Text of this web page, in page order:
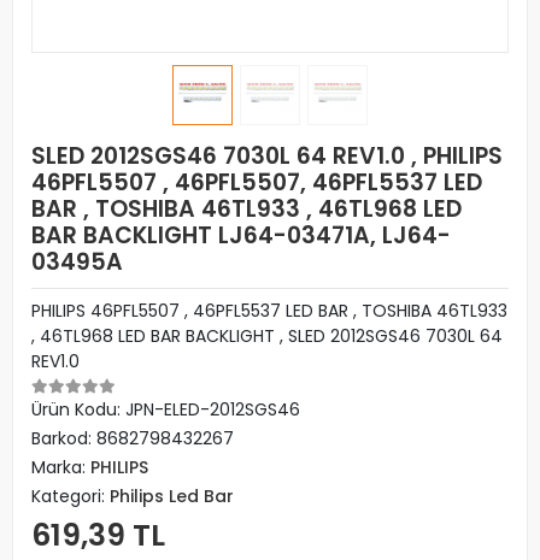
SLED 2012SGS46 7030L 64 REV1.0 , PHILIPS
46PFL5507 , 46PFL5507, 46PFL5537 LED
BAR , TOSHIBA 46TL933 , 46TL968 LED
BAR BACKLIGHT LJ64-03471A, LJ64-
03495A
PHILIPS 46PFL5507 , 46PFL5537 LED BAR , TOSHIBA 46TL933
, 46TL968 LED BAR BACKLIGHT , SLED 2012SGS46 7030L 64
REV1.0
Ürün Kodu: JPN-ELED-2012SGS46
Barkod: 8682798432267
Marka: PHILIPS
Kategori: Philips Led Bar
619,39 TL